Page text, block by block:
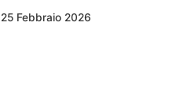
25 Febbraio 2026